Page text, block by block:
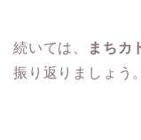
続いては、 まちカ
振り返りましょう。